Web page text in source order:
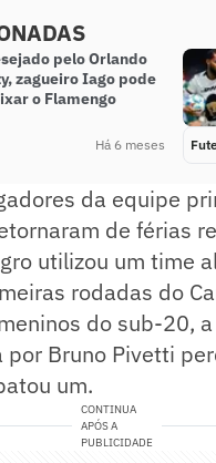
pelo Orlando
zagueiro Iago pode
o Flamengo
Há 6 meses
da equipe
de férias
utilizou um time
rodadas do
do sub-20,
por Bruno Pivetti
um.
CONTINUA
APÓS A
PUBLICIDADE